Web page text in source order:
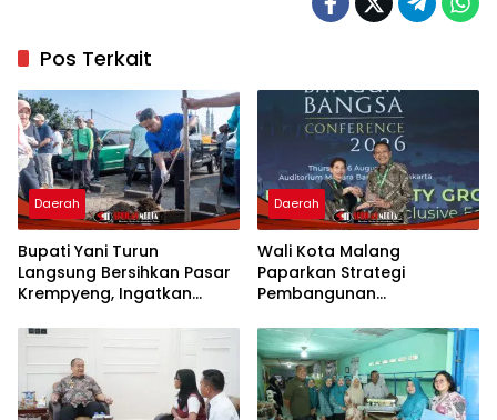
Pos Terkait
Daerah
Bupati Yani Turun
Langsung Bersihkan Pasar
Krempyeng, Ingatkan
Panjang
Daerah
Wali Kota Malang
Paparkan Strategi
Pembangunan
Nasional CNN Indonesia